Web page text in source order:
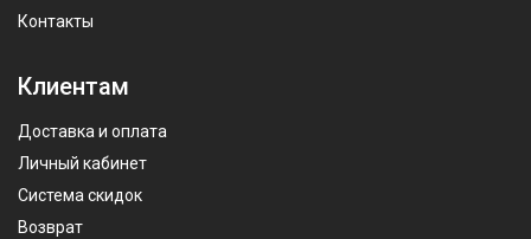
Контакты
Клиентам
Доставка и оплата
Личный кабинет
Система скидок
Возврат